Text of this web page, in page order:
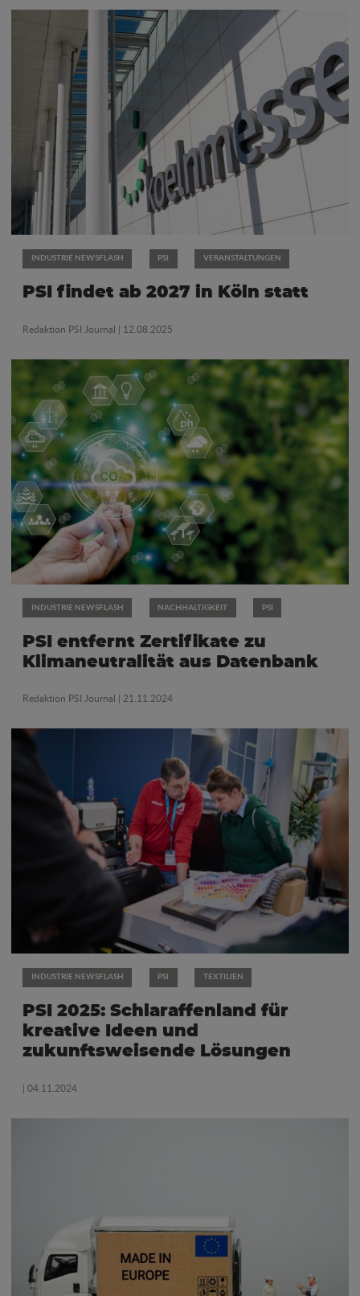
INDUSTRIE NEWSFLASH PSI VERANSTALTUNGEN
PSI findet ab 2027 in Köln statt
Redaktion PSI Journal | 12.08.2025
INDUSTRIE NEWSFLASH NACHHALTIGKEIT PSI
PSI entfernt Zertifikate zu
Klimaneutralität aus Datenbank
Redaktion PSI Journal | 21.11.2024
INDUSTRIE NEWSFLASH PSI TEXTILIEN
PSI 2025: Schlaraffenland für
kreative Ideen und
zukunftsweisende Lösungen
| 04.11.2024